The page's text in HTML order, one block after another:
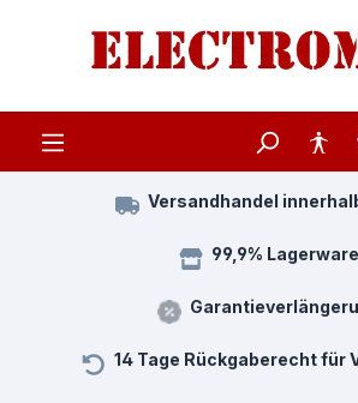
Zum Hauptinhalt springen
Versandhandel
99,9% Lagerware
14 Tage Rückgaberecht für